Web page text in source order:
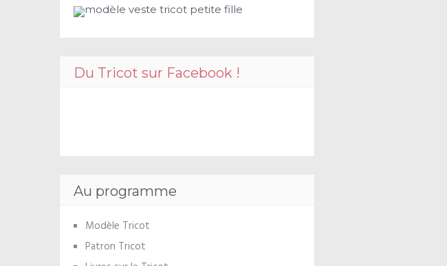
modèle veste tricot petite fille
Du Tricot sur Facebook !
Au programme
Modèle Tricot
Patron Tricot